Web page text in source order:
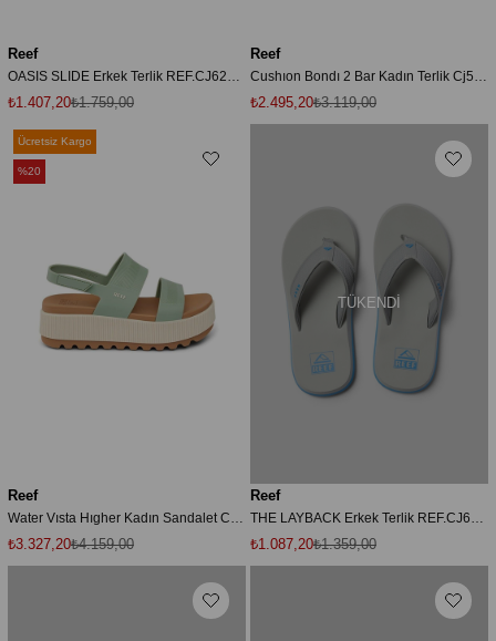
Reef
OASIS SLIDE Erkek Terlik REF.CJ6236 Beyaz-44
₺1.407,20₺1.759,00
Reef
Cushıon Bondı 2 Bar Kadın Terlik Cj5924-633
₺2.495,20₺3.119,00
Reef
₺3.327,20₺4.159,00
Ücretsiz Kargo
%20
TÜKENDI
Reef
₺1.087,20₺1.359,00